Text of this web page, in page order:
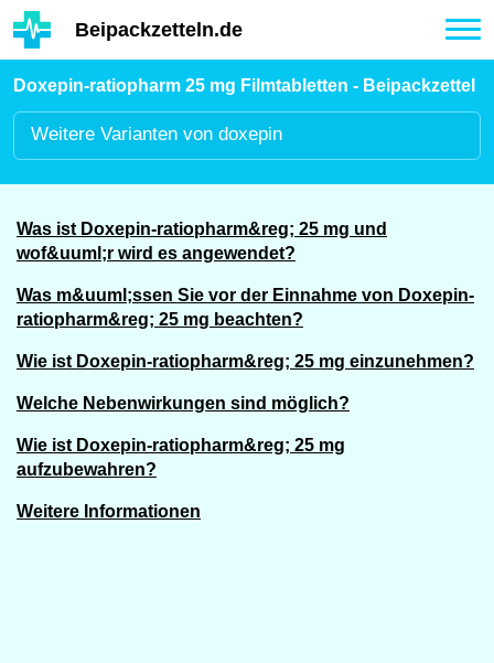
Hauptinhalt
Beipackzetteln.de
Doxepin-ratiopharm 25 mg Filmtabletten - Beipackzettel
Weitere Varianten von doxepin
Was ist Doxepin-ratiopharm&reg; 25 mg und
wof&uuml;r wird es angewendet?
Was m&uuml;ssen Sie vor der Einnahme von Doxepin-
ratiopharm&reg; 25 mg beachten?
Wie ist Doxepin-ratiopharm&reg; 25 mg einzunehmen?
Welche Nebenwirkungen sind möglich?
Wie ist Doxepin-ratiopharm&reg; 25 mg
aufzubewahren?
Weitere Informationen